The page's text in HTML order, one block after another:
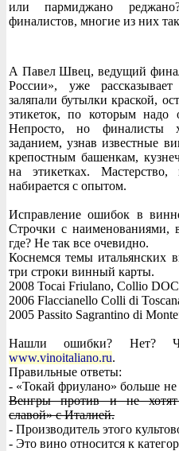
или пармиджано
финалистов, многие из них
А Павел Швец, ведущий
России», уже
заляпали бутылки краской,
этикеток, по которым надо
Непросто, но финалисты
заданием, узнав известные
крепостным башенкам,
на этикетках.
набирается с опытом.
Исправление ошибок в
Строчки с
где? Не так все очевидно.
Коснемся темы
три строки винный карты.
2008 Tocai Friulano, Collio
2006 Flaccianello Colli di
2005 Passito Sagrantino di
Нашли ошибки? Нет?
www.vinoitaliano.ru.
Правильные ответы:
- «Токай фриулано» больше
Венгры против и не хотят
славой» с Италией.
- Производитель этого
- Это вино относится к